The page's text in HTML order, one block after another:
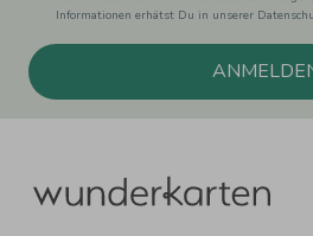
Informationen erhätst Du in unserer